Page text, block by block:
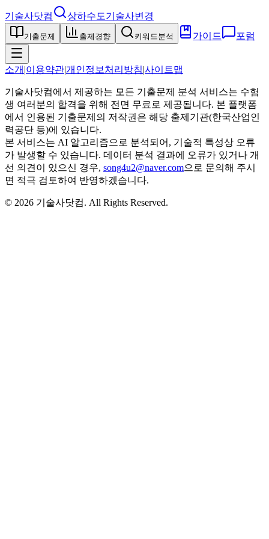
기술사닷컴 상하수도기술사변경
기출문제 출제경향 키워드분석 가이드 포럼
소개 |이용약관|개인정보처리방침|사이트맵
기술사닷컴에서 제공하는 모든 기출문제 분석 서비스는 수험
생 여러분의 합격을 위해 전면 무료로 제공됩니다. 본 플랫폼
에서 인용된 기출문제의 저작권은 해당 출제기관(한국산업인
력공단 등)에 있습니다.
본 서비스는 AI 알고리즘으로 분석되어, 기술적 특성상 오류
가 발생할 수 있습니다. 데이터 분석 결과에 오류가 있거나 개
선 의견이 있으신 경우, song4u2@naver.com으로 문의해 주시
면 적극 검토하여 반영하겠습니다.
© 2026 기술사닷컴. All Rights Reserved.